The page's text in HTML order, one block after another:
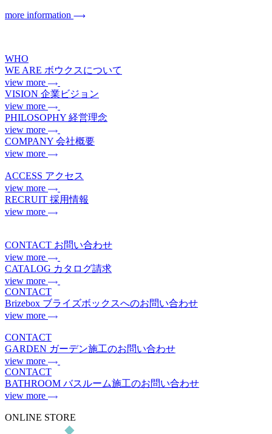
more information
WHO
WE ARE ボウクスについて
view more
VISION 企業ビジョン
view more
PHILOSOPHY 経営理念
view more
COMPANY 会社概要
view more
ACCESS アクセス
view more
RECRUIT 採用情報
view more
CONTACT お問い合わせ
view more
CATALOG カタログ請求
view more
CONTACT
Brizebox ブライズボックスへのお問い合わせ
view more
CONTACT
GARDEN ガーデン施工のお問い合わせ
view more
CONTACT
BATHROOM バスルーム施工のお問い合わせ
view more
ONLINE STORE